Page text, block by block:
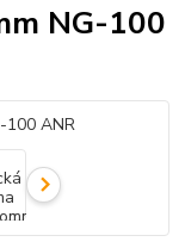
NG-100